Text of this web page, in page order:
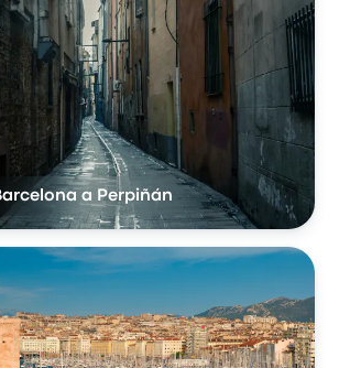
el título de transportes,
a Perpiñán